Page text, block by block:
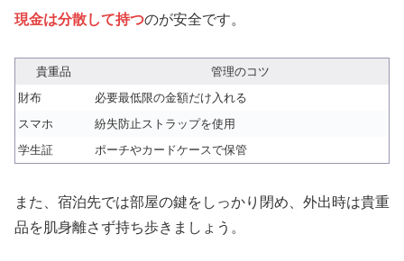
現金は分散して持つのが安全です。
貴重品
管理のコツ
財布
必要最低限の金額だけ入れる
スマホ
紛失防止ストラップを使用
学生証
ポーチやカードケースで保管
また、宿泊先では部屋の鍵をしっかり閉め、外出時は貴重
品を肌身離さず持ち歩きましょう。